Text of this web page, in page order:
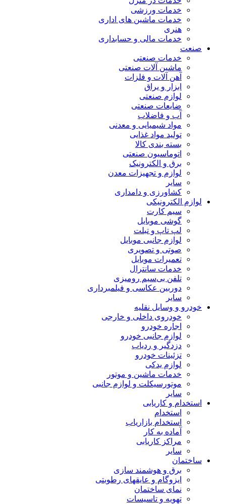
خدمات ورزشی
خدمات ماشین های اداری
هنری
خدمات مالی و حسابداری
صنعت
خدمات صنعتی
ماشین آلات صنعتی
آهن آلات و فلزات
ابزار و یراق
لوازم صنعتی
ضایعات صنعتی
آب و فاضلاب
مواد شیمیایی و معدنی
تولید مواد غذایی
بسته بندی کالا
اتوماسیون صنعتی
برق و الکترونیک
لوازم و تجهیزات معدن
سایر
کشاورزی و دامداری
لوازم الکترونیکی
سیم کارت
گوشی موبایل
لپ تاپ و تبلت
لوازم جانبی موبایل
صوتی و تصویری
تعمیرات موبایل
خدمات سانترال
تلفن بی‌سیم رومیزی
دوربین عکاسی و فیلمبرداری
سایر
خودرو و وسایل نقلیه
خودروی داخلی و خارجی
اجاره خودرو
لوازم جانبی خودرو
دزدگیر و ردیاب
تزئینات خودرو
لوازم یدکی
خدمات ماشین و موتور
موتورسیکلت و لوازم جانبی
سایر
استخدام و کاریابی
استخدام
استخدام بازاریاب
آماده به کار
مراکز کاریابی
سایر
ساختمان
برق و هوشمند سازی
ایزوگام و عایقهای رطوبتی
نمای ساختمان
تهویه و تاسیسات